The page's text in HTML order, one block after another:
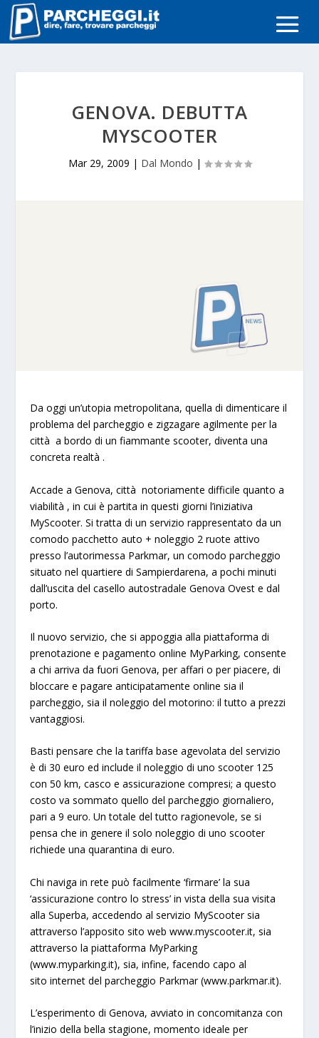
GENOVA. DEBUTTA
MYSCOOTER
Mar 29, 2009 | Dal Mondo |
Da oggi un’utopia metropolitana, quella di dimenticare il
problema del parcheggio e zigzagare agilmente per la
città a bordo di un fiammante scooter, diventa una
concreta realtà .
Accade a Genova, città notoriamente difficile quanto a
viabilità , in cui è partita in questi giorni l’iniziativa
MyScooter. Si tratta di un servizio rappresentato da un
comodo pacchetto auto + noleggio 2 ruote attivo
presso l’autorimessa Parkmar, un comodo parcheggio
situato nel quartiere di Sampierdarena, a pochi minuti
dall’uscita del casello autostradale Genova Ovest e dal
porto.
Il nuovo servizio, che si appoggia alla piattaforma di
prenotazione e pagamento online MyParking, consente
a chi arriva da fuori Genova, per affari o per piacere, di
bloccare e pagare anticipatamente online sia il
parcheggio, sia il noleggio del motorino: il tutto a prezzi
vantaggiosi.
Basti pensare che la tariffa base agevolata del servizio
è di 30 euro ed include il noleggio di uno scooter 125
con 50 km, casco e assicurazione compresi; a questo
costo va sommato quello del parcheggio giornaliero,
pari a 9 euro. Un totale del tutto ragionevole, se si
pensa che in genere il solo noleggio di uno scooter
richiede una quarantina di euro.
Chi naviga in rete può facilmente ‘firmare’ la sua
‘assicurazione contro lo stress’ in vista della sua visita
alla Superba, accedendo al servizio MyScooter sia
attraverso l’apposito sito web www.myscooter.it, sia
attraverso la piattaforma MyParking
(www.myparking.it), sia, infine, facendo capo al
sito internet del parcheggio Parkmar (www.parkmar.it).
L’esperimento di Genova, avviato in concomitanza con
l’inizio della bella stagione, momento ideale per